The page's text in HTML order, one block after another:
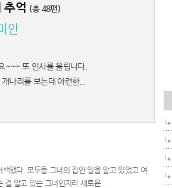
추억 (총 48편)
안
~~~ 또 인사를 올립니다.
나리를 보는데 아련한...
했다. 모두들 그녀의 집안 일을 알고 있었고 여
알고 있는 그녀인지라 새로운...